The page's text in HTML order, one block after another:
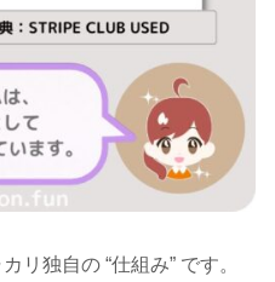
リ独自の “仕組み” です。